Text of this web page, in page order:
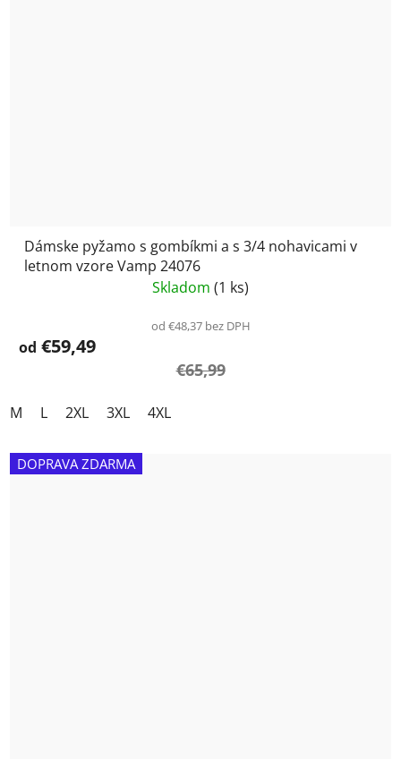
Dámske pyžamo s gombíkmi a s 3/4 nohavicami v
letnom vzore Vamp 24076
Skladom (1 ks)
od €48,37 bez DPH
od €59,49
€65,99
M L 2XL 3XL 4XL
DOPRAVA ZDARMA